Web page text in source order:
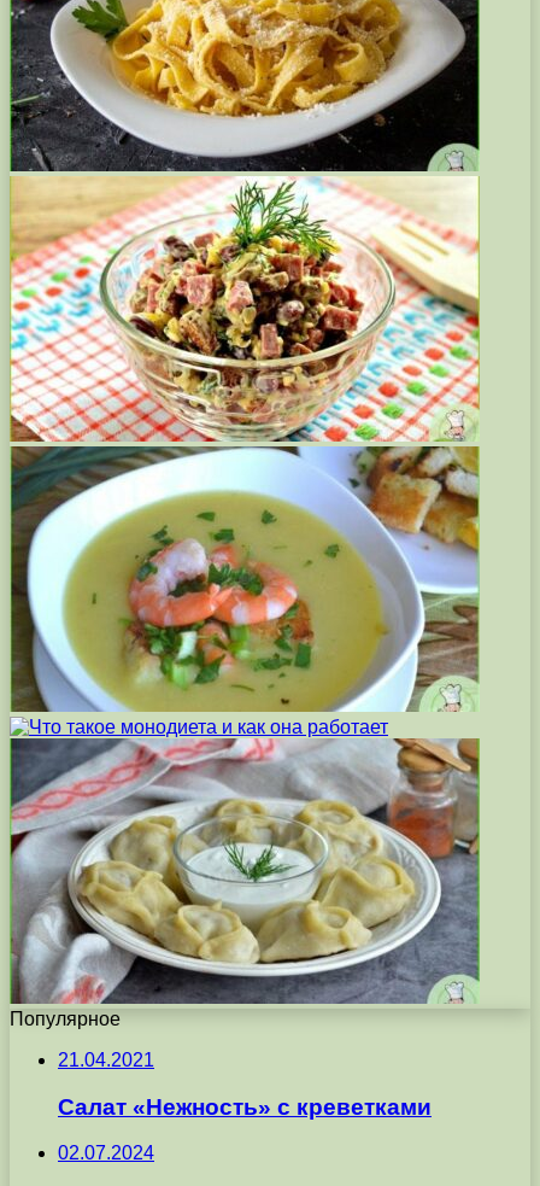
Популярное
21.04.2021
Салат «Нежность» с креветками
02.07.2024